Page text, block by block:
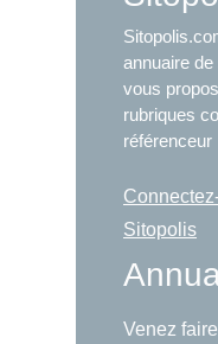
annuaire
vous
rubriques
référenceur
Sitopolis
Venez